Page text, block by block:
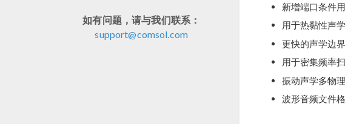
如有问题，请与我们联系：
support@comsol.com
新增端口条件
用于热黏性声
更快的声学边
用于密集频率
振动声学多物
波形音频文件